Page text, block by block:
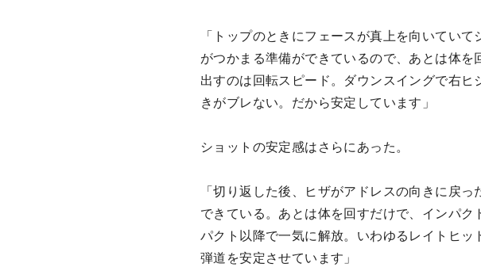
「トップのときにフェースが真上を向いてい
がつかまる準備ができているので、あとは体
出すのは回転スピード。ダウンスイングで右
きがブレない。だから安定しています」
ショットの安定感はさらにあった。
「切り返した後、ヒザがアドレスの向きに戻
できている。あとは体を回すだけで、インパ
パクト以降で一気に解放。いわゆるレイトヒ
弾道を安定させています」